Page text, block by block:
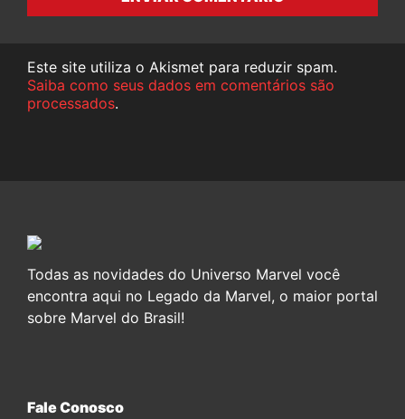
Este site utiliza o Akismet para reduzir spam.
Saiba como seus dados em comentários são
processados.
Todas as novidades do Universo Marvel você
encontra aqui no Legado da Marvel, o maior portal
sobre Marvel do Brasil!
Fale Conosco